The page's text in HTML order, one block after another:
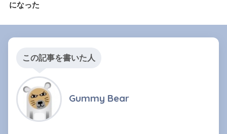
になった
この記事を書いた人
Gummy Bear